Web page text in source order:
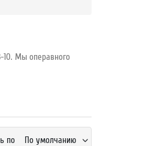
10. Мы операвного
по По умолчанию